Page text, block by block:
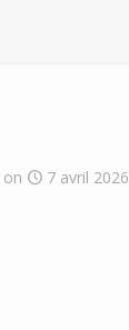
on 7 avril 2026